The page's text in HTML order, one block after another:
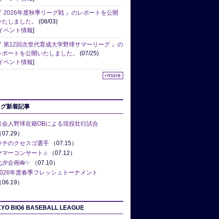
『 2026年度秋季リーグ戦 』のレポートを公開
たしました。 (08/03)
ベント情報]
『 第12回次世代育成大学野球サマーリーグ 』の
ポートを公開いたしました。 (07/25)
ベント情報]
新着記事
会人野球在籍OBによる現役壮行試合
（07.29）
チのクセスゴ選手 （07.15）
マーコンサート♫ （07.12）
夕企画🎋✨ （07.10）
年度春季フレッシュトーナメント
（06.19）
BIG6 BASEBALL LEAGUE